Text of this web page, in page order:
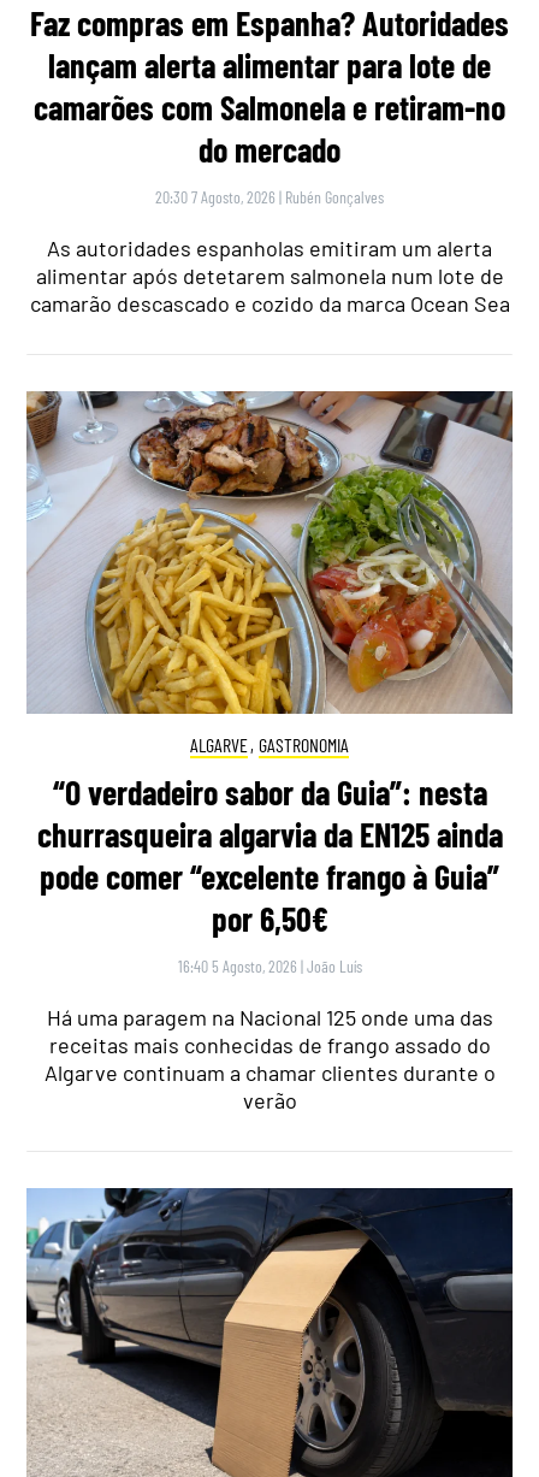
Faz compras em Espanha? Autoridades
lançam alerta alimentar para lote de
camarões com Salmonela e retiram-no
do mercado
20:30 7 Agosto, 2026 | Rubén Gonçalves
As autoridades espanholas emitiram um alerta
alimentar após detetarem salmonela num lote de
camarão descascado e cozido da marca Ocean Sea
ALGARVE, GASTRONOMIA
“O verdadeiro sabor da Guia”: nesta
churrasqueira algarvia da EN125 ainda
pode comer “excelente frango à Guia”
por 6,50€
16:40 5 Agosto, 2026 |João Luís
Há uma paragem na Nacional 125 onde uma das
receitas mais conhecidas de frango assado do
Algarve continuam a chamar clientes durante o
verão